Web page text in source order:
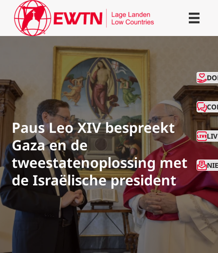
Paus Leo XIV bespreekt
Gaza en de
tweestatenoplossing met
de Israëlische president